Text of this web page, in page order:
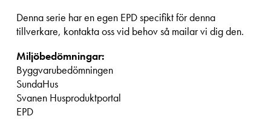
Denna serie har en egen EPD specifikt för denna
tillverkare, kontakta oss vid behov så mailar vi dig den.
Miljöbedömningar:
Byggvarubedömningen
SundaHus
Svanen Husproduktportal
EPD